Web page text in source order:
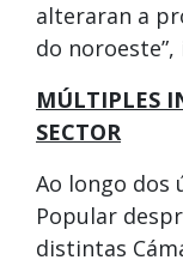
alteraran a
do noroeste”,
MÚLTIPLES
SECTOR
Ao longo dos
Popular
distintas